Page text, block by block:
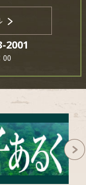
2001
00